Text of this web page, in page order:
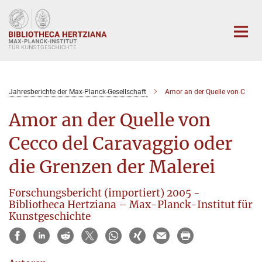
Hauptinhalt
Jahresberichte der Max-Planck-Gesellschaft Amor an der Quelle von C
Amor an der Quelle von
Cecco del Caravaggio oder
die Grenzen der Malerei
Forschungsbericht (importiert) 2005 -
Bibliotheca Hertziana – Max-Planck-Institut für
Kunstgeschichte